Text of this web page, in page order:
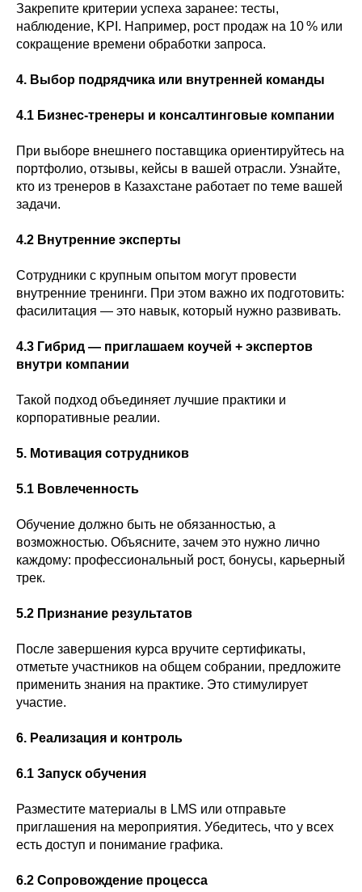
Закрепите критерии успеха заранее: тесты,
наблюдение, KPI. Например, рост продаж на 10 % или
сокращение времени обработки запроса.
4. Выбор подрядчика или внутренней команды
4.1 Бизнес‑тренеры и консалтинговые компании
При выборе внешнего поставщика ориентируйтесь на
портфолио, отзывы, кейсы в вашей отрасли. Узнайте,
кто из тренеров в Казахстане работает по теме вашей
задачи.
4.2 Внутренние эксперты
Сотрудники с крупным опытом могут провести
внутренние тренинги. При этом важно их подготовить:
фасилитация — это навык, который нужно развивать.
4.3 Гибрид — приглашаем коучей + экспертов
внутри компании
Такой подход объединяет лучшие практики и
корпоративные реалии.
5. Мотивация сотрудников
5.1 Вовлеченность
Обучение должно быть не обязанностью, а
возможностью. Объясните, зачем это нужно лично
каждому: профессиональный рост, бонусы, карьерный
трек.
5.2 Признание результатов
После завершения курса вручите сертификаты,
отметьте участников на общем собрании, предложите
применить знания на практике. Это стимулирует
участие.
6. Реализация и контроль
6.1 Запуск обучения
Разместите материалы в LMS или отправьте
приглашения на мероприятия. Убедитесь, что у всех
есть доступ и понимание графика.
6.2 Сопровождение процесса